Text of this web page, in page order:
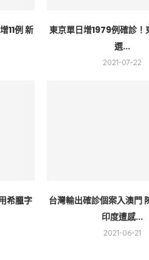
11例 新
東京單日增1979例確診！
選...
2021-07-22
希臘字
台灣輸出確診個案入澳門
印度遭感...
2021-06-21